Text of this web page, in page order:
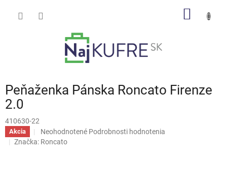
Peňaženka Pánska Roncato Firenze
2.0
410630-22
Akcia
Priemerné
hodnotenie
Neohodnotené Podrobnosti hodnotenia
Značka: Roncato